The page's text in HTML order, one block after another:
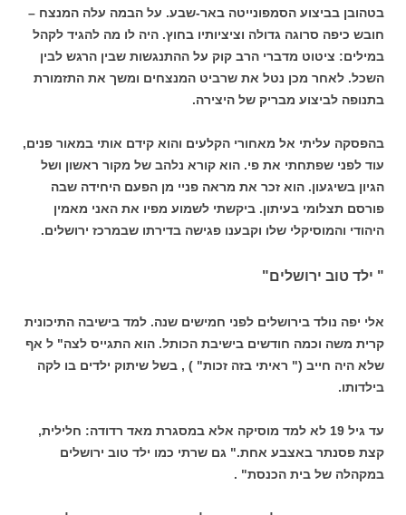
בטהובן בביצוע הסמפונייטה באר-שבע. על הבמה עלה המנצח –
חובש כיפה סרוגה גדולה וציציותיו בחוץ. היה לו מה להגיד לקהל
במילים: ציטוט מדברי הרב קוק על ההתנגשות שבין הרגש לבין
השכל. לאחר מכן נטל את שרביט המנצחים ומשך את התזמורת
בתנופה לביצוע מבריק של היצירה.
בהפסקה עליתי אל מאחורי הקלעים והוא קידם אותי במאור פנים,
עוד לפני שפתחתי את פי. הוא קורא נלהב של מקור ראשון ושל
הגיון בשיגעון. הוא זכר את מראה פניי מן הפעם היחידה שבה
פורסם תצלומי בעיתון. ביקשתי לשמוע מפיו את האני מאמין
היהודי והמוסיקלי שלו וקבענו פגישה בדירתו שבמרכז ירושלים.
" ילד טוב ירושלים"
אלי יפה נולד בירושלים לפני חמישים שנה. למד בישיבה התיכונית
קרית משה וכמה חודשים בישיבת הכותל. הוא התגייס לצה" ל אף
שלא היה חייב (" ראיתי בזה זכות" ) , בשל שיתוק ילדים בו לקה
בילדותו.
עד גיל 19 לא למד מוסיקה אלא במסגרת מאד רדודה: חלילית,
קצת פסנתר באצבע אחת." גם שרתי כמו ילד טוב ירושלים
במקהלה של בית הכנסת" .